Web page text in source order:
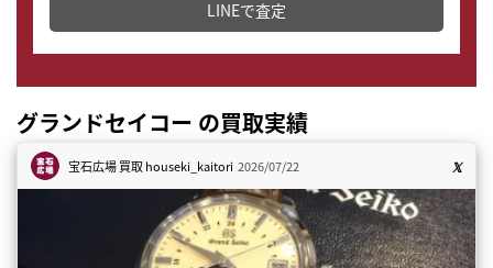
LINEで査定
グランドセイコー の買取実績
宝石広場 買取houseki_kaitori 2026/07/22